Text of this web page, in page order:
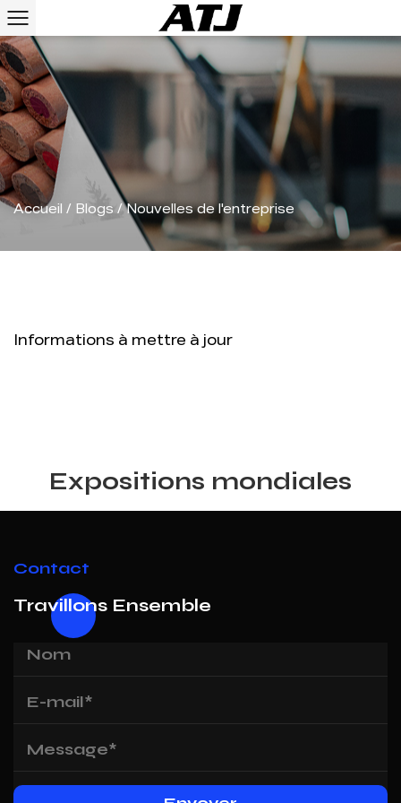
Accueil / Blogs /Nouvelles de l'entreprise
Informations à mettre à jour
Expositions mondiales
Contact
Travillons Ensemble